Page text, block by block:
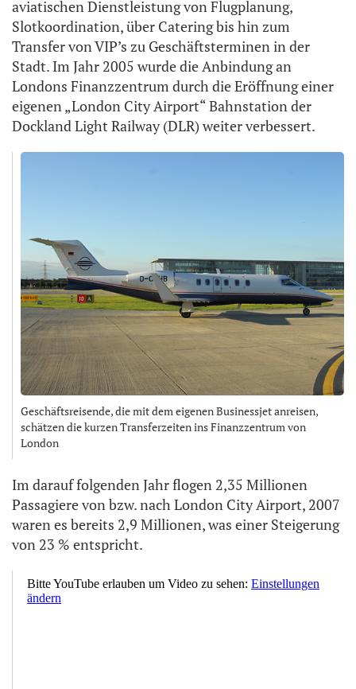
aviatischen Dienstleistung von Flugplanung,
Slotkoordination, über Catering bis hin zum
Transfer von VIP’s zu Geschäftsterminen in der
Stadt. Im Jahr 2005 wurde die Anbindung an
Londons Finanzzentrum durch die Eröffnung einer
eigenen „London City Airport“ Bahnstation der
Dockland Light Railway (DLR) weiter verbessert.
Geschäftsreisende, die mit dem eigenen Businessjet anreisen,
schätzen die kurzen Transferzeiten ins Finanzzentrum von
London
Im darauf folgenden Jahr flogen 2,35 Millionen
Passagiere von bzw. nach London City Airport, 2007
waren es bereits 2,9 Millionen, was einer Steigerung
von 23 % entspricht.